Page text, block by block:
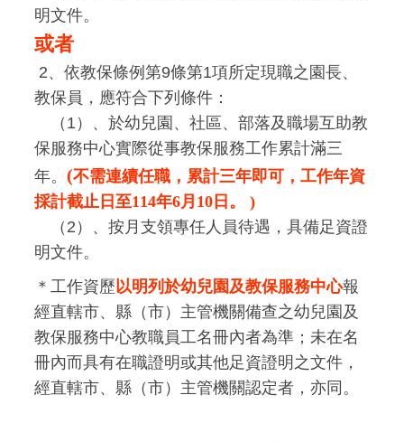
明文件。
或者
2、依教保條例第9條第1項所定現職之園長、
教保員，應符合下列條件：
（1）、 於幼兒園、社區、部落及職場互助教
保服務中心實際從事教保服務工作累計滿三
年。 (不需連續任職，累計三年即可，工作年資
採計截止日至114年6月10日。 )
（2）、按月支領專任人員待遇，具備足資證
明文件。
＊工作資歷 以明列於幼兒園及教保服務中心報
經直轄市、縣（市）主管機關備查之幼兒園及
教保服務中心教職員工名冊內者為準；未在名
冊內而具有在職證明或其他足資證明之文件，
經直轄市、縣（市）主管機關認定者，亦同。